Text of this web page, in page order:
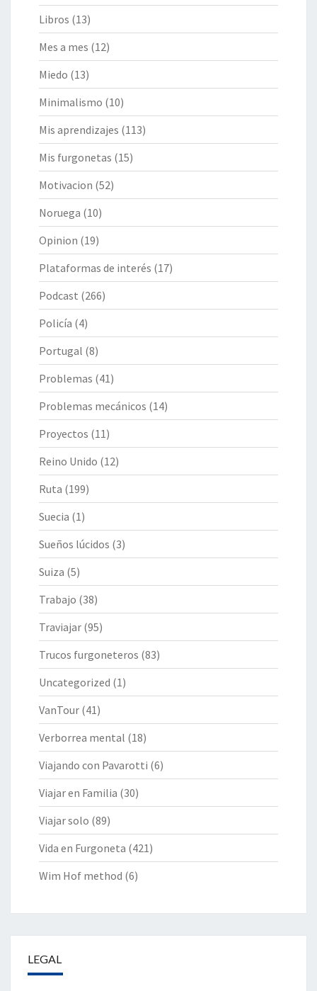
Libros (13)
Mes a mes (12)
Miedo (13)
Minimalismo (10)
Mis aprendizajes (113)
Mis furgonetas (15)
Motivacion (52)
Noruega (10)
Opinion (19)
Plataformas de interés (17)
Podcast (266)
Policía (4)
Portugal (8)
Problemas (41)
Problemas mecánicos (14)
Proyectos (11)
Reino Unido (12)
Ruta (199)
Suecia (1)
Sueños lúcidos (3)
Suiza (5)
Trabajo (38)
Traviajar (95)
Trucos furgoneteros (83)
Uncategorized (1)
VanTour (41)
Verborrea mental (18)
Viajando con Pavarotti (6)
Viajar en Familia (30)
Viajar solo (89)
Vida en Furgoneta (421)
Wim Hof method (6)
LEGAL